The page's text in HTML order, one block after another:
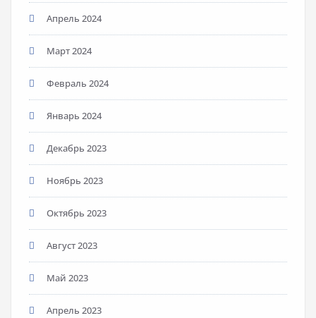
Апрель 2024
Март 2024
Февраль 2024
Январь 2024
Декабрь 2023
Ноябрь 2023
Октябрь 2023
Август 2023
Май 2023
Апрель 2023